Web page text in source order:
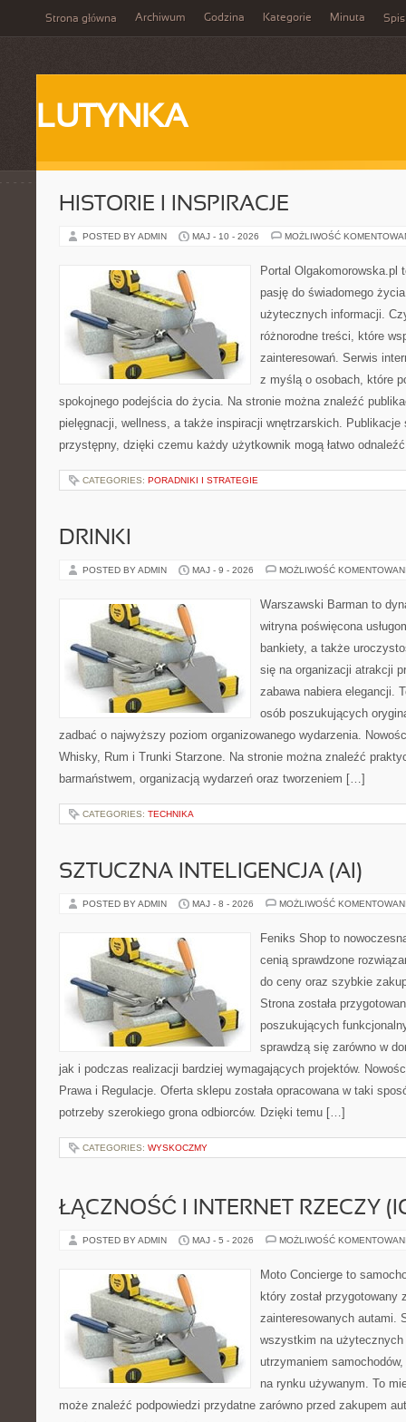
Strona główna Archiwum Godzina Kategorie Minuta Spis
LUTYNKA
HISTORIE I INSPIRACJE
POSTED BY ADMIN MAJ - 10 - 2026 MOŻLIWOŚĆ
Portal Olgakomorowska.pl
pasję do świadomego
użytecznych informacji.
różnorodne treści, które
zainteresowań. Serwis
z myślą o osobach, które
spokojnego podejścia do życia. Na stronie można znaleźć
pielęgnacji, wellness, a także inspiracji wnętrzarskich. Publikacje
przystępny, dzięki czemu każdy użytkownik mogą łatwo
CATEGORIES: PORADNIKI I STRATEGIE
DRINKI
POSTED BY ADMIN MAJ - 9 - 2026 MOŻLIWOŚĆ
Warszawski Barman to
witryna poświęcona
bankiety, a także
się na organizacji atrakcji
zabawa nabiera elegancji.
osób poszukujących
zadbać o najwyższy poziom organizowanego wydarzenia.
Whisky, Rum i Trunki Starzone. Na stronie można znaleźć
barmaństwem, organizacją wydarzeń oraz tworzeniem […]
CATEGORIES: TECHNIKA
SZTUCZNA INTELIGENCJA (AI)
POSTED BY ADMIN MAJ - 8 - 2026 MOŻLIWOŚĆ
Feniks Shop to
cenią sprawdzone
do ceny oraz szybkie
Strona została
poszukujących
sprawdzą się zarówno w
jak i podczas realizacji bardziej wymagających projektów.
Prawa i Regulacje. Oferta sklepu została opracowana w taki
potrzeby szerokiego grona odbiorców. Dzięki temu […]
CATEGORIES: WYSKOCZMY
ŁĄCZNOŚĆ I INTERNET RZECZY
POSTED BY ADMIN MAJ - 5 - 2026 MOŻLIWOŚĆ
Moto Concierge to
który został przygotowany
zainteresowanych autami.
wszystkim na
utrzymaniem
na rynku używanym. To
może znaleźć podpowiedzi przydatne zarówno przed zakupem